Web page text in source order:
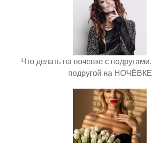
Что делать на ночевке с
подругой на НОЧЁВКЕ